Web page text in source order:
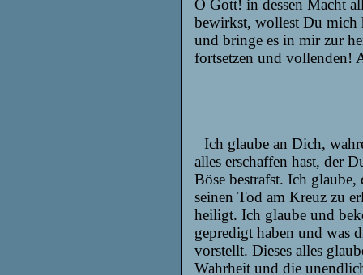
O Gott! in dessen Macht
bewirkst, wollest Du mich
und bringe es in mir zur
fortsetzen und vollenden!
Ich glaube an Dich,
alles erschaffen hast, der
Böse bestrafst. Ich
seinen Tod am Kreuz zu
heiligt. Ich glaube und
gepredigt haben und was
vorstellt. Dieses alles
Wahrheit und die